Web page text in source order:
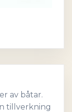
av båtar.
tillverkning